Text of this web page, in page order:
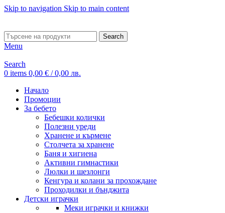
Skip to navigation Skip to main content
Search
Menu
Search
0 items 0,00 € / 0,00 лв.
Начало
Промоции
За бебето
Бебешки колички
Полезни уреди
Хранене и кърмене
Столчета за хранене
Баня и хигиена
Активни гимнастики
Люлки и шезлонги
Кенгура и колани за прохождане
Проходилки и бънджита
Детски играчки
Меки играчки и книжки